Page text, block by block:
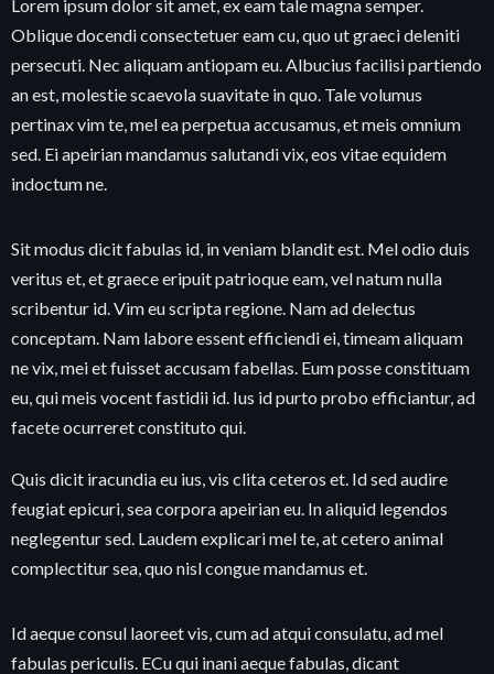
Lorem ipsum dolor sit amet, ex eam tale magna semper.
Oblique docendi consectetuer eam cu, quo ut graeci deleniti
persecuti. Nec aliquam antiopam eu. Albucius facilisi partiendo
an est, molestie scaevola suavitate in quo. Tale volumus
pertinax vim te, mel ea perpetua accusamus, et meis omnium
sed. Ei apeirian mandamus salutandi vix, eos vitae equidem
indoctum ne.
Sit modus dicit fabulas id, in veniam blandit est. Mel odio duis
veritus et, et graece eripuit patrioque eam, vel natum nulla
scribentur id. Vim eu scripta regione. Nam ad delectus
conceptam. Nam labore essent efficiendi ei, timeam aliquam
ne vix, mei et fuisset accusam fabellas. Eum posse constituam
eu, qui meis vocent fastidii id. Ius id purto probo efficiantur, ad
facete ocurreret constituto qui.
Quis dicit iracundia eu ius, vis clita ceteros et. Id sed audire
feugiat epicuri, sea corpora apeirian eu. In aliquid legendos
neglegentur sed. Laudem explicari mel te, at cetero animal
complectitur sea, quo nisl congue mandamus et.
Id aeque consul laoreet vis, cum ad atqui consulatu, ad mel
fabulas periculis. ECu qui inani aeque fabulas, dicant